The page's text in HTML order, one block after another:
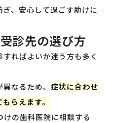
、安心して過ごす助けに
診先の選び方
ればよいか迷う方も多く
なるため、 症状に合わせ
らえます。
の歯科医院に相談する